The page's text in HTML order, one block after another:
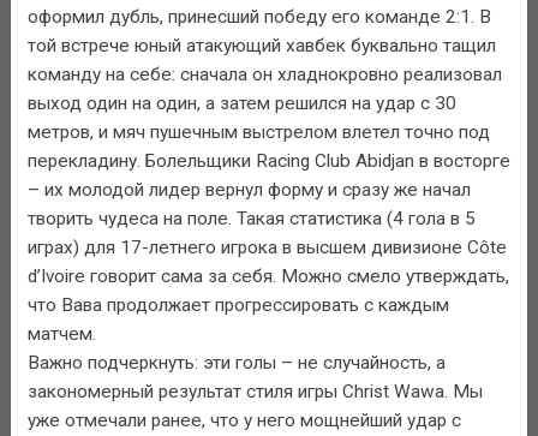
оформил дубль, принесший победу его команде 2:1. В
той встрече юный атакующий хавбек буквально тащил
команду на себе: сначала он хладнокровно реализовал
выход один на один, а затем решился на удар с 30
метров, и мяч пушечным выстрелом влетел точно под
перекладину. Болельщики Racing Club Abidjan в восторге
– их молодой лидер вернул форму и сразу же начал
творить чудеса на поле. Такая статистика (4 гола в 5
играх) для 17-летнего игрока в высшем дивизионе Côte
d’Ivoire говорит сама за себя. Можно смело утверждать,
что Вава продолжает прогрессировать с каждым
матчем.
Важно подчеркнуть: эти голы – не случайность, а
закономерный результат стиля игры Christ Wawa. Мы
уже отмечали ранее, что у него мощнейший удар с